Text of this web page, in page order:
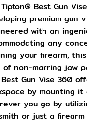
Best Gun
premium gun
with an
any
your firearm,
of non-marring jaw
Gun Vise 360
by mounting
you go by
or just a